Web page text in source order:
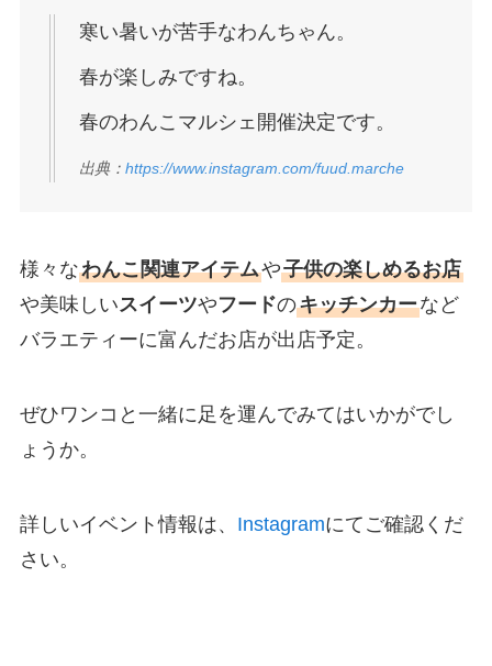
寒い暑いが苦手なわんちゃん。
春が楽しみですね。
春のわんこマルシェ開催決定です。
出典： https://www.instagram.com/fuud.marche
様々なわんこ関連アイテムや子供の楽しめるお店
や美味しいスイーツやフードのキッチンカーなど
バラエティーに富んだお店が出店予定。
ぜひワンコと一緒に足を運んでみてはいかがでし
ょうか。
詳しいイベント情報は、 Instagramにてご確認くだ
さい。